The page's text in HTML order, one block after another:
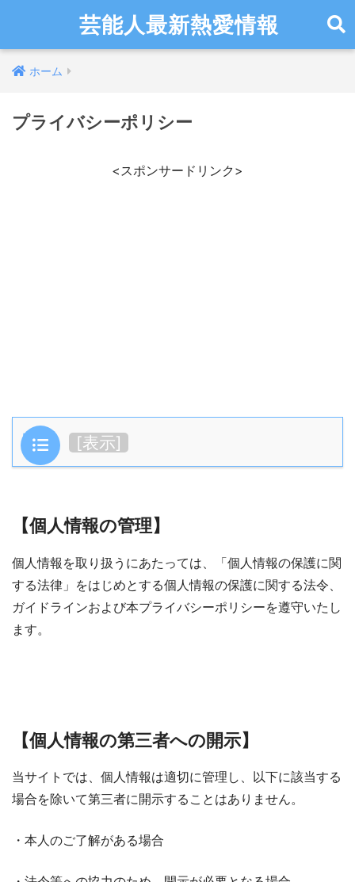
芸能人最新熱愛情報
ホーム
プライバシーポリシー
<スポンサードリンク>
目次 [表示]
【個人情報の管理】
個人情報を取り扱うにあたっては、「個人情報の保護に関
する法律」をはじめとする個人情報の保護に関する法令、
ガイドラインおよび本プライバシーポリシーを遵守いたし
ます。
【個人情報の第三者への開示】
当サイトでは、個人情報は適切に管理し、以下に該当する
場合を除いて第三者に開示することはありません。
・本人のご了解がある場合